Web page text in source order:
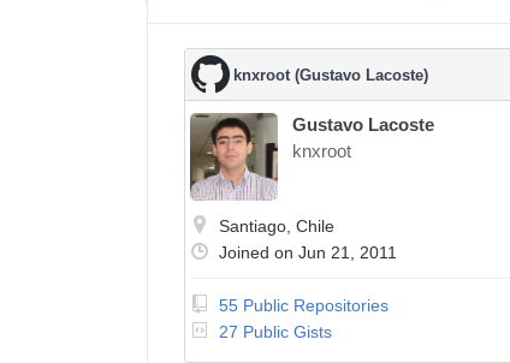
knxroot (Gustavo Lacoste)
Gustavo Lacoste
knxroot
Santiago, Chile
Joined on Jun 21, 2011
55 Public Repositories
27 Public Gists